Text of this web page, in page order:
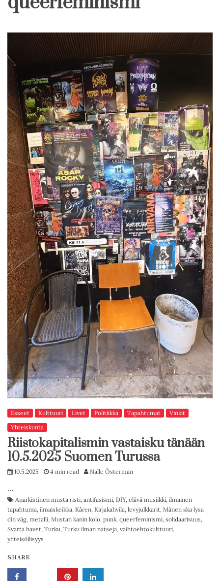
Esseet Kulttuuri Livet Politiikka Tapahtumat
Vinkit
Yhteiskunta
Riistokapitalismin vastaisku tänään
10.5.2025 Suomen Turussa
10.5.2025 4 min read Nalle Österman
…
Anarkistinen musta risti, antifasismi, DIY, elävä musiikki, ilmainen
tapahtuma, ilmaiskeikka, Kåren, Kirjakahvila, levyjulkkarit, Månen ska lysa
din väg, metalli, Mustan kanin kolo, punk, queerfeminismi, solidaarisuus,
Svarta havet, Turku, Turku ilman natseja, vaihtoehtokulttuuri,
yhteisöllisyys
SHARE